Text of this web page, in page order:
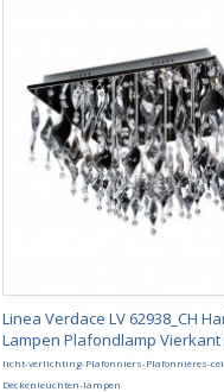
Linea Verdace LV 62938_CH
Lampen Plafondlamp Vierkant
licht-verlichting-Plafonniers-Plafonnières-
Deckenleuchten-lampen